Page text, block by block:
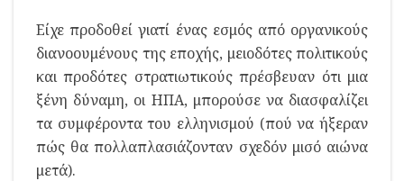
Είχε προδοθεί γιατί ένας εσμός από οργανικούς
διανοουμένους της εποχής, μειοδότες πολιτικούς
και προδότες στρατιωτικούς πρέσβευαν ότι μια
ξένη δύναμη, οι ΗΠΑ, μπορούσε να διασφαλίζει
τα συμφέροντα του ελληνισμού (πού να ήξεραν
πώς θα πολλαπλασιάζονταν σχεδόν μισό αιώνα
μετά).